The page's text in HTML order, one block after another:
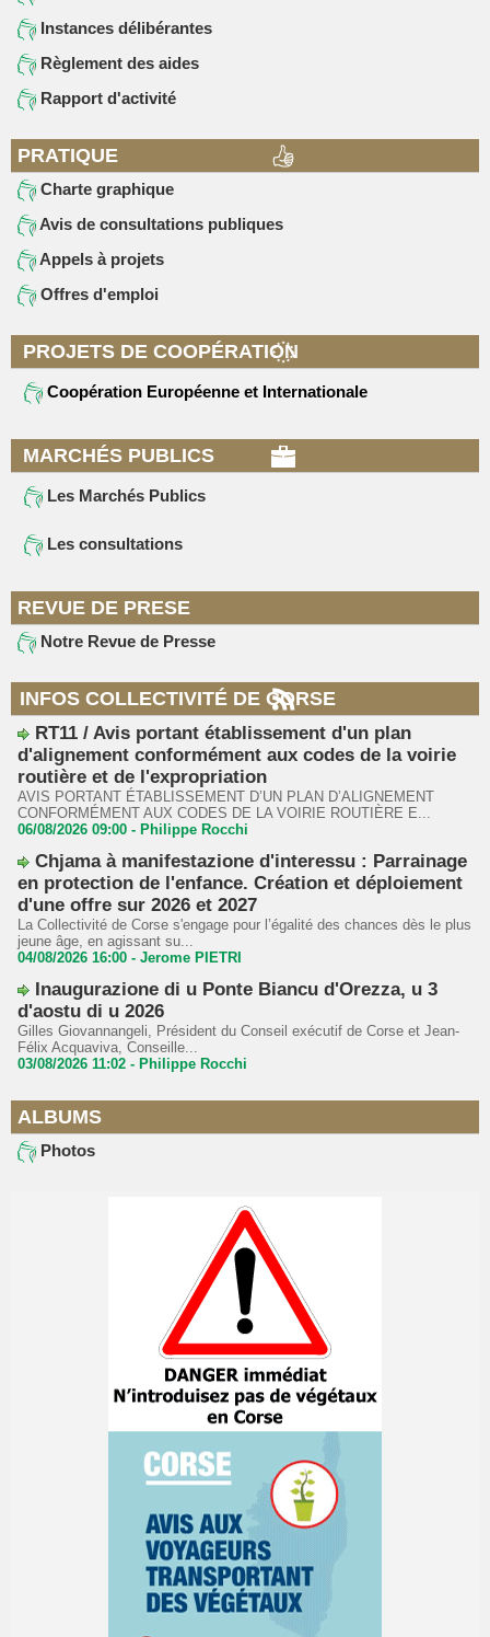
Instances délibérantes
Règlement des aides
Rapport d'activité
PRATIQUE
Charte graphique
Avis de consultations publiques
Appels à projets
Offres d'emploi
PROJETS DE COOPÉRATION
Coopération Européenne et Internationale
MARCHÉS PUBLICS
Les Marchés Publics
Les consultations
REVUE DE PRESE
Notre Revue de Presse
INFOS COLLECTIVITÉ DE CORSE
RT11 / Avis portant établissement d'un plan
d'alignement conformément aux codes de la voirie
routière et de l'expropriation
AVIS PORTANT ÉTABLISSEMENT D’UN PLAN D’ALIGNEMENT
CONFORMÉMENT AUX CODES DE LA VOIRIE ROUTIÈRE E...
06/08/2026 09:00 - Philippe Rocchi
Chjama à manifestazione d'interessu : Parrainage
en protection de l'enfance. Création et déploiement
d'une offre sur 2026 et 2027
La Collectivité de Corse s'engage pour l’égalité des chances dès le plus
jeune âge, en agissant su...
04/08/2026 16:00 - Jerome PIETRI
Inaugurazione di u Ponte Biancu d'Orezza, u 3
d'aostu di u 2026
Gilles Giovannangeli, Président du Conseil exécutif de Corse et Jean-
Félix Acquaviva, Conseille...
03/08/2026 11:02 - Philippe Rocchi
ALBUMS
Photos